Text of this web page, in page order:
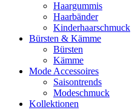
Haargummis
Haarbänder
Kinderhaarschmuck
Bürsten & Kämme
Bürsten
Kämme
Mode Accessoires
Saisontrends
Modeschmuck
Kollektionen